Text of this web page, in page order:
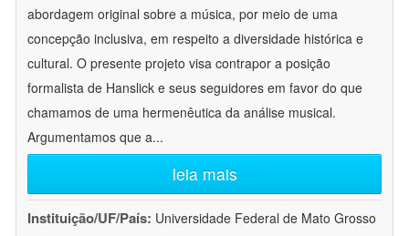
abordagem original sobre a música, por meio de uma
concepção inclusiva, em respeito a diversidade histórica e
cultural. O presente projeto visa contrapor a posição
formalista de Hanslick e seus seguidores em favor do que
chamamos de uma hermenêutica da análise musical.
Argumentamos que a...
leia mais
Instituição/UF/País: Universidade Federal de Mato Grosso